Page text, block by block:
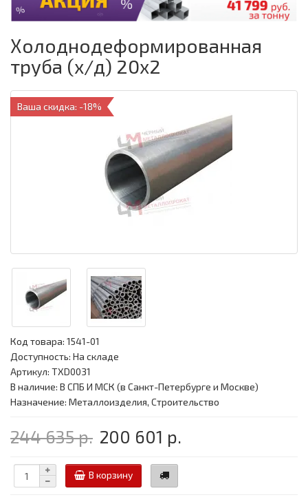
Холоднодеформированная
труба (х/д) 20x2
Ваша скидка: -18%
Код товара: 1541-01
Доступность: На складе
Артикул: TXD0031
В наличие: В СПБ И МСК (в Санкт-Петербурге и Москве)
Назначение: Металлоизделия, Строительство
244 635 р. 200 601 р.
В корзину